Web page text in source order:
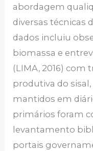
abordagem
diversas técnicas
dados incluiu
biomassa e
(LIMA, 2016) com
produtiva do
mantidos em
primários foram
levantamento
portais